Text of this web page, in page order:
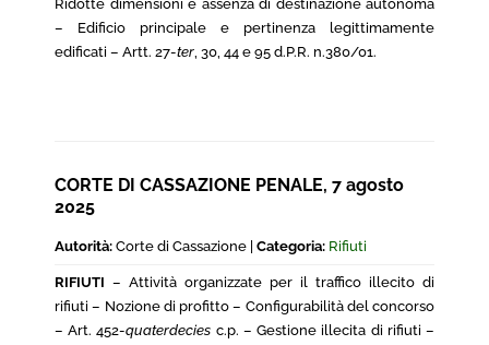
Ridotte dimensioni e assenza di destinazione autonoma
– Edificio principale e pertinenza legittimamente
edificati – Artt. 27-ter, 30, 44 e 95 d.P.R. n.380/01.
CORTE DI CASSAZIONE PENALE, 7 agosto
2025
Autorità: Corte di Cassazione | Categoria: Rifiuti
RIFIUTI – Attività organizzate per il traffico illecito di
rifiuti – Nozione di profitto – Configurabilità del concorso
– Art. 452-quaterdecies c.p. – Gestione illecita di rifiuti –